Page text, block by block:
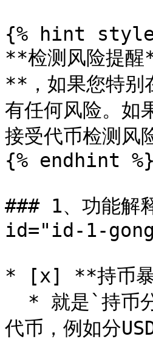
{% hint
**检测风险提醒
**，如果您特别
有任何风险。如
接受代币检测风
{% endhint %}
### 1、功能
id="id-1-
* [x] **持币暴
代币，例如分